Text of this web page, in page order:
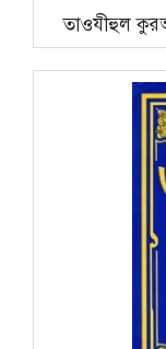
তাওযীহুল